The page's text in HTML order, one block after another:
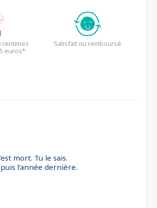
centimes
euros*
Satisfait ou remboursé
mort. Tu le sais.
l’année dernière.